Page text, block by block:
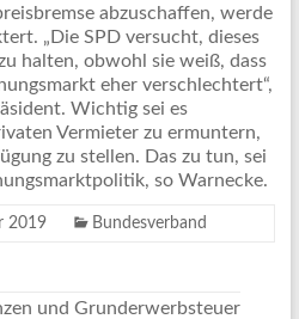
abzuschaffen, werde
„Die SPD versucht, dieses
halten, obwohl sie weiß, dass
eher verschlechtert“,
Wichtig sei es
Vermieter zu ermuntern,
zu stellen. Das zu tun, sei
so Warnecke.
2019 Bundesverband
und Grunderwerbsteuer